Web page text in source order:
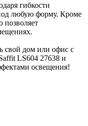
гибкости
любую форму. Кроме
позволяет
свой дом или офис с
LS604 27638 и
освещения!